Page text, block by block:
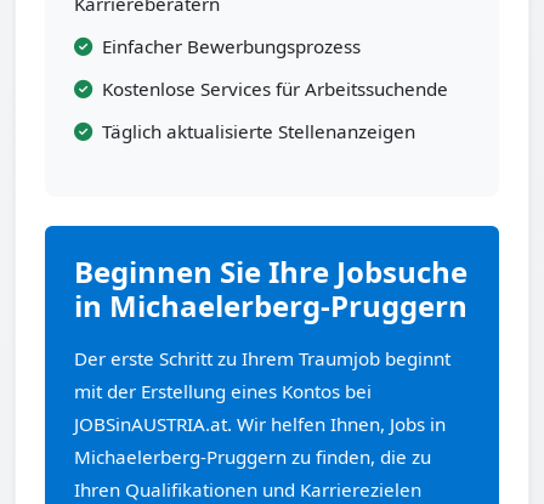
Einfacher Bewerbungsprozess
Kostenlose Services für Arbeitssuchende
Täglich aktualisierte Stellenanzeigen
Beginnen Sie Ihre Jobsuche
in Michaelerberg-Pruggern
Der erste Schritt zu Ihrem Traumjob beginnt
mit der Erstellung eines Kontos bei
JOBSinAUSTRIA.at. Wir helfen Ihnen, Jobs in
Michaelerberg-Pruggern zu finden, die zu
Ihren Qualifikationen und Karrierezielen